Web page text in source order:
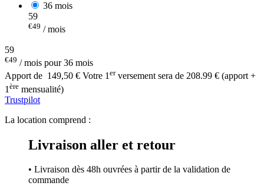
36 mois
59
€49 / mois
59
€49 / mois pour 36 mois
Apport de 149,50 € Votre 1 erversement sera de 208.99 € (apport +
1 ère mensualité)
Trustpilot
La location comprend :
Livraison aller et retour
• Livraison dès 48h ouvrées à partir de la validation de
commande